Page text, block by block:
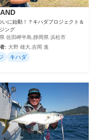
いに始動！？キハダプロジェクト＆
ング
佐田岬半島,静岡県 浜松市
: 大野 雄大,吉岡 進
キハダ